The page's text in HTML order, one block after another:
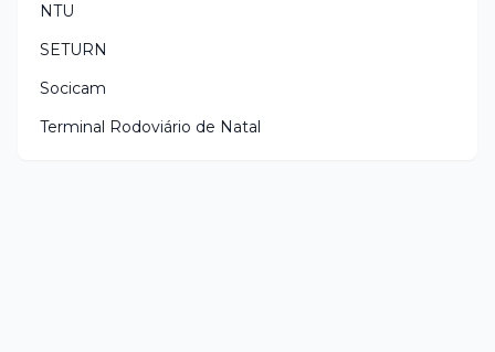
NTU
SETURN
Socicam
Terminal Rodoviário de Natal